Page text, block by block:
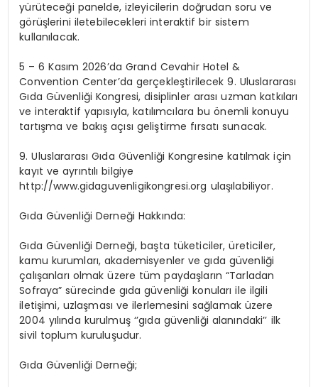
yürüteceği panelde, izleyicilerin doğrudan soru ve
görüşlerini iletebilecekleri interaktif bir sistem
kullanılacak.
5 – 6 Kasım 2026’da Grand Cevahir Hotel &
Convention Center’da gerçekleştirilecek 9. Uluslararası
Gıda Güvenliği Kongresi,disiplinler arası uzman katkıları
ve interaktif yapısıyla, katılımcılara bu önemli konuyu
tartışma ve bakış açısı geliştirme fırsatı sunacak.
9. Uluslararası Gıda Güvenliği Kongresine katılmak için
kayıt ve ayrıntılı bilgiye
http://www.gidaguvenligikongresi.org ulaşılabiliyor.
Gıda Güvenliği Derneği Hakkında:
Gıda Güvenliği Derneği, başta tüketiciler, üreticiler,
kamu kurumları, akademisyenler ve gıda güvenliği
çalışanları olmak üzere tüm paydaşların “Tarladan
Sofraya” sürecinde gıda güvenliği konuları ile ilgili
iletişimi, uzlaşması ve ilerlemesini sağlamak üzere
2004 yılında kurulmuş ‘’gıda güvenliği alanındaki’’ ilk
sivil toplum kuruluşudur.
Gıda Güvenliği Derneği;